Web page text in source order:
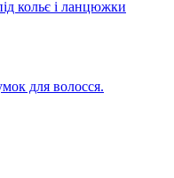
кольє і ланцюжки
для волосся.